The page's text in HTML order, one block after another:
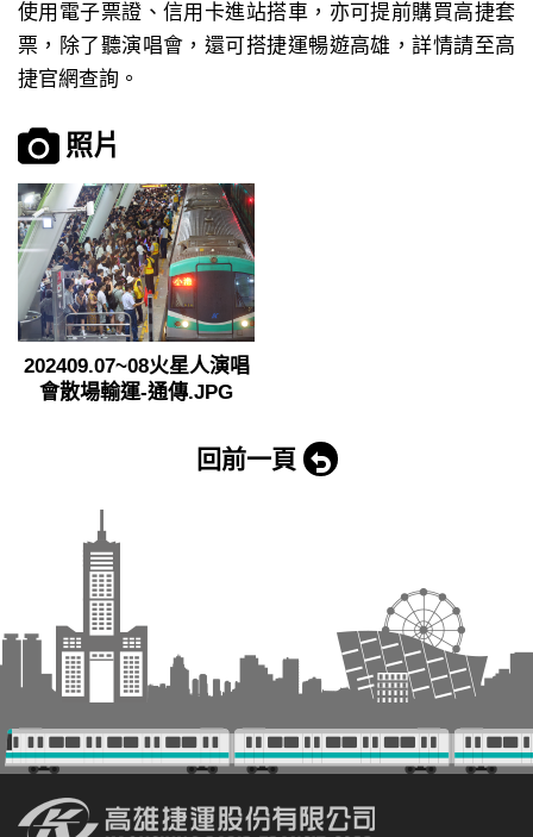
使用電子票證、信用卡進站搭車，亦可提前購買高捷套
票，除了聽演唱會，還可搭捷運暢遊高雄，詳情請至高
捷官網查詢。
照片
202409.07~08火星人演唱
會散場輸運-通傳.JPG
回前一頁